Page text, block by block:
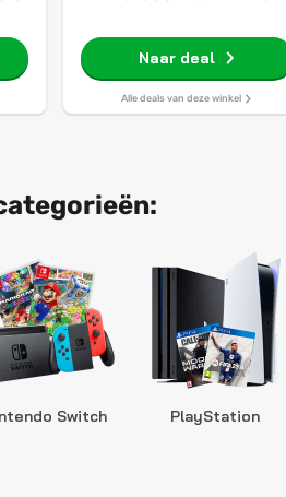
Naar deal
Alle deals van deze winkel
Switch PlayStation